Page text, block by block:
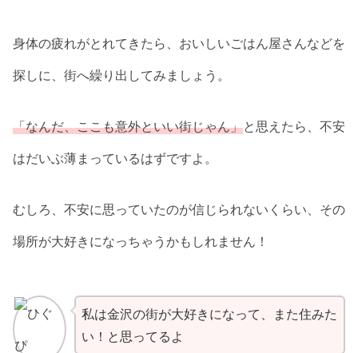
身体の疲れがとれてきたら、おいしいごはん屋さんなどを
探しに、街へ繰り出してみましょう。
「なんだ、ここも意外といい街じゃん」と思えたら、不安
はだいぶ薄まっているはずですよ。
むしろ、不安に思っていたのが信じられないくらい、その
場所が大好きになっちゃうかもしれません！
私は金沢の街が大好きになって、また住みた
い！と思ってるよ